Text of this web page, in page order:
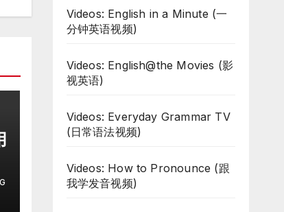
Videos: English in a Minute (一
分钟英语视频)
Videos: English@the Movies (影
视英语)
Videos: Everyday Grammar TV
(日常语法视频)
Videos: How to Pronounce (跟
我学发音视频)